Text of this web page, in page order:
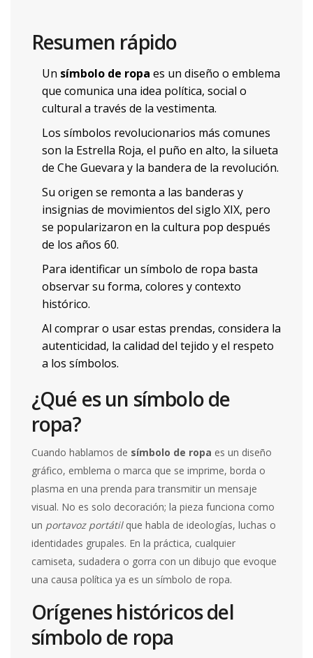
Resumen rápido
Un símbolo de ropa es un diseño o emblema
que comunica una idea política, social o
cultural a través de la vestimenta.
Los símbolos revolucionarios más comunes
son la Estrella Roja, el puño en alto, la silueta
de Che Guevara y la bandera de la revolución.
Su origen se remonta a las banderas y
insignias de movimientos del siglo XIX, pero
se popularizaron en la cultura pop después
de los años 60.
Para identificar un símbolo de ropa basta
observar su forma, colores y contexto
histórico.
Al comprar o usar estas prendas, considera la
autenticidad, la calidad del tejido y el respeto
a los símbolos.
¿Qué es un símbolo de
ropa?
Cuando hablamos de símbolo de ropa esun diseño
gráfico, emblema o marca que se imprime, borda o
plasma en una prenda para transmitir un mensaje
visual. No es solo decoración; la pieza funciona como
un portavoz portátilque habla de ideologías, luchas o
identidades grupales. En la práctica, cualquier
camiseta, sudadera o gorra con un dibujo que evoque
una causa política ya es un símbolo de ropa.
Orígenes históricos del
símbolo de ropa